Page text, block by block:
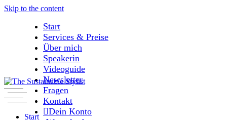
Skip to the content
Start
Services & Preise
Über mich
Speakerin
Videoguide
Newsletter
Fragen
Kontakt
Dein Konto
Start